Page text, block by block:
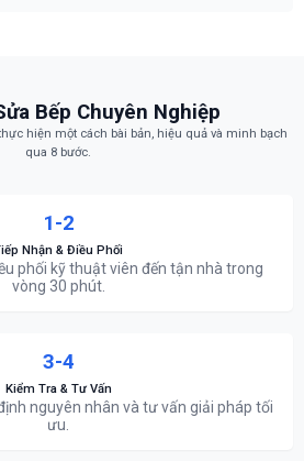
Bếp Chuyên Nghiệp
hiện một cách bài bản, hiệu quả và minh bạch
qua 8 bước.
1-2
Nhận & Điều Phối
phối kỹ thuật viên đến tận nhà trong
vòng 30 phút.
3-4
Kiểm Tra & Tư Vấn
nguyên nhân và tư vấn giải pháp tối
ưu.